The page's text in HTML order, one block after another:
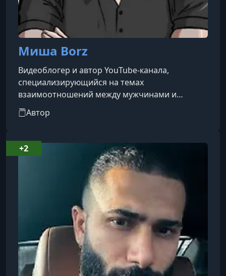
Миша Borz
Видеоблогер и автор YouTube-канала,
специализирующийся на темах
взаимоотношений между мужчинами и
женщинами, мужской психологии и
саморазвития. На своём канале он делится
поведенческие модели и предлагает советы по
улучшению личной жизни мужчин. Его контент
ориентирован на мужскую аудиторию и часто
затрагивает вопросы мужского достоинства,
самооценки и границ в отношениях.Помимо
YouTube, Миша активно ведёт Teleg
Автор
+2